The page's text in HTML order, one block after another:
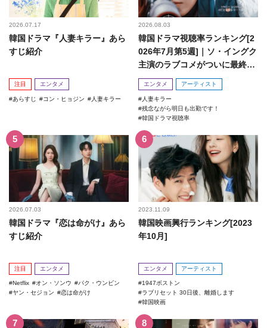
2026.07.17
韓国ドラマ『人妻キラー』あら
すじ紹介
注目 エンタメ
あらすじ コン・ヒョジン 人妻キラー
2026.08.03
韓国ドラマ視聴率ランキング[2
026年7月第5週]｜ソ・イングク
主演のラブコメがついに最終
回！
エンタメ アーティスト
人妻キラー
残念ながら明日も出勤です！
韓国ドラマ視聴率
2026.07.03
韓国ドラマ『恋は命がけ』あら
すじ紹介
注目 エンタメ
Netflix オン・ソンウ
パク・ウンビン
ヤン・セジョン
恋は命がけ
2023.11.09
韓国映画興行ランキング[2023
年10月]
エンタメ アーティスト
1947ボストン
ラブリセット 30日後、離婚します
韓国映画